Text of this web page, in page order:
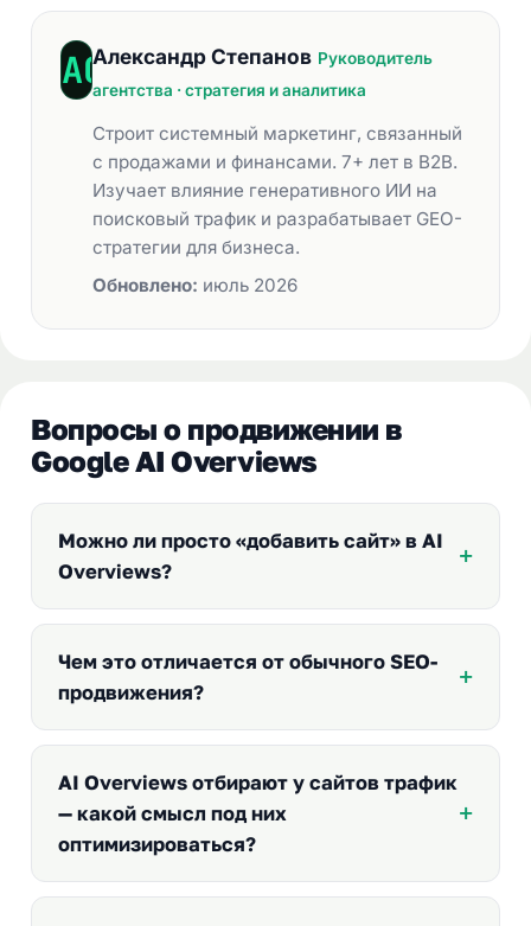
Александр Степанов Руководитель
агентства · стратегия и аналитика
Строит системный маркетинг, связанный
с продажами и финансами. 7+ лет в B2B.
Изучает влияние генеративного ИИ на
поисковый трафик и разрабатывает GEO-
стратегии для бизнеса.
Обновлено: июль 2026
Вопросы о продвижении в
Google AI Overviews
Можно ли просто «добавить сайт» в AI
Overviews?
Чем это отличается от обычного SEO-
продвижения?
AI Overviews отбирают у сайтов трафик
— какой смысл под них
оптимизироваться?